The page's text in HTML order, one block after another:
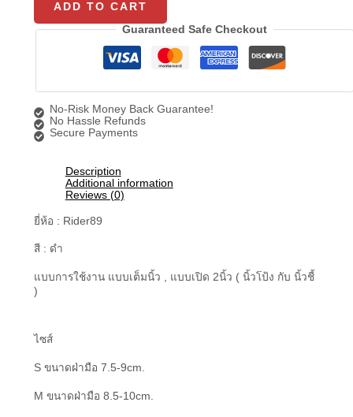
ADD TO CART
Guaranteed Safe Checkout
No-Risk Money Back Guarantee!
No Hassle Refunds
Secure Payments
Description
Additional information
Reviews (0)
ยี่ห้อ : Rider89
สี : ดำ
แบบการใช้งาน แบบเต็มนิ้ว , แบบเปิด 2นิ้ว ( นิ้วโป้ง กับ นิ้วชี้
)
ไซส์
S ขนาดฝ่ามือ 7.5-9cm.
M ขนาดฝ่ามือ 8.5-10cm.